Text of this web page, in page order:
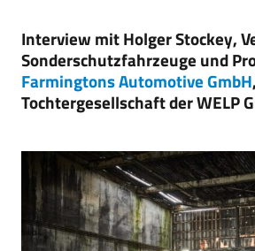
Interview mit Holger Stockey,
Sonderschutzfahrzeuge und
Farmingtons Automotive GmbH
Tochtergesellschaft der WELP